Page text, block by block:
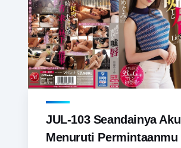
JUL-103 Seandainya Aku
Menuruti Permintaanmu